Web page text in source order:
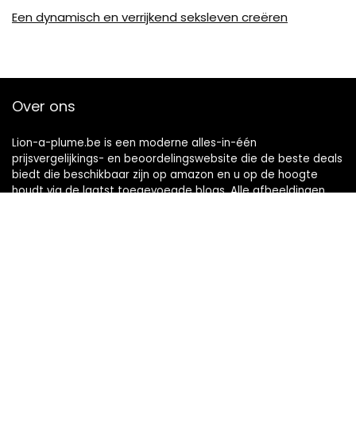
Een dynamisch en verrijkend seksleven creëren
Over ons
Lion-a-plume.be is een moderne alles-in-één
prijsvergelijkings- en beoordelingswebsite die de beste deals
biedt die beschikbaar zijn op amazon en u op de hoogte
houdt via de laatst toegevoegde blogs. Alle afbeeldingen